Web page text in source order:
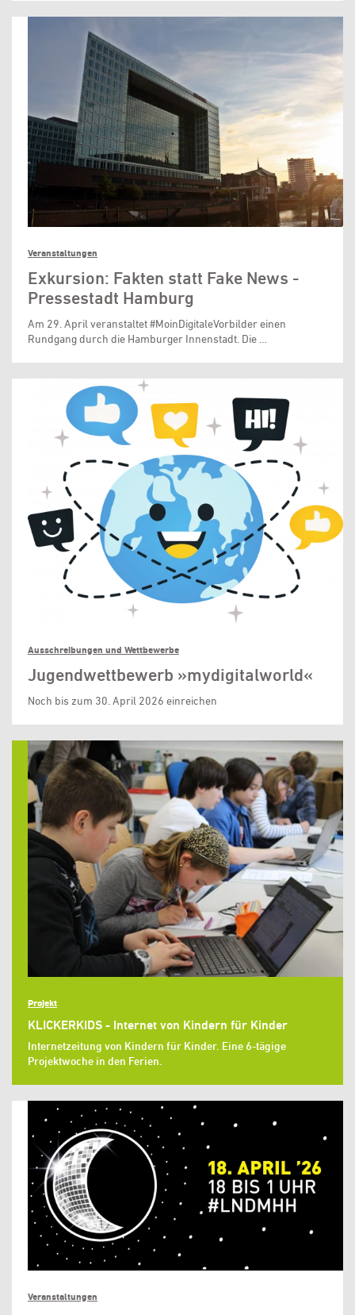
Veranstaltungen
Exkursion: Fakten statt Fake News -
Pressestadt Hamburg
Am 29. April veranstaltet #MoinDigitaleVorbilder einen
Rundgang durch die Hamburger Innenstadt. Die …
Ausschreibungen und Wettbewerbe
Jugendwettbewerb »mydigitalworld«
Noch bis zum 30. April 2026 einreichen
Projekt
KLICKERKIDS - Internet von Kindern für Kinder
Internetzeitung von Kindern für Kinder. Eine 6-tägige
Projektwoche in den Ferien.
Veranstaltungen